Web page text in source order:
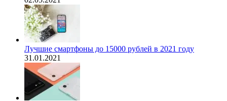
Лучшие смартфоны до 15000 рублей в 2021 году
31.01.2021